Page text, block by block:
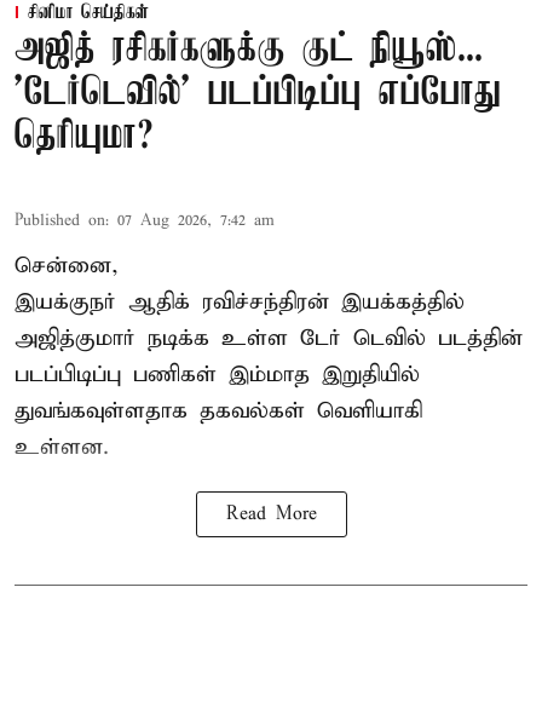
சினிமா செய்திகள்
அஜித் ரசிகர்களுக்கு குட் நியூஸ்...
'டேர்டெவில்' படப்பிடிப்பு எப்போது
தெரியுமா?
Published on: 07 Aug 2026, 7:42 am
சென்னை,
இயக்குநர் ஆதிக் ரவிச்சந்திரன் இயக்கத்தில்
அஜித்குமார் நடிக்க உள்ள டேர் டெவில் படத்தின்
படப்பிடிப்பு பணிகள் இம்மாத இறுதியில்
துவங்கவுள்ளதாக தகவல்கள் வெளியாகி
உள்ளன.
Read More